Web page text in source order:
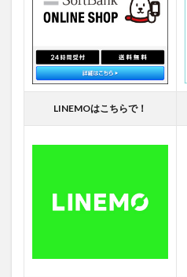
LINEMOはこちらで！